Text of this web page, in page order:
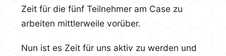
Zeit für die fünf Teilnehmer am Case zu
arbeiten mittlerweile vorüber.
Nun ist es Zeit für uns aktiv zu werden und